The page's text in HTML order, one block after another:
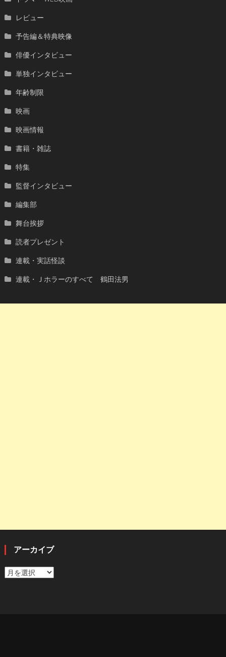
レビュー
予告編＆特典映像
俳優インタビュー
単独インタビュー
年齢制限
映画
映画情報
書籍・雑誌
特集
監督インタビュー
編集部
舞台挨拶
読者プレゼント
連載・実話怪談
連載・Ｊホラーのすべて 鶴田法男
アーカイブ
ア